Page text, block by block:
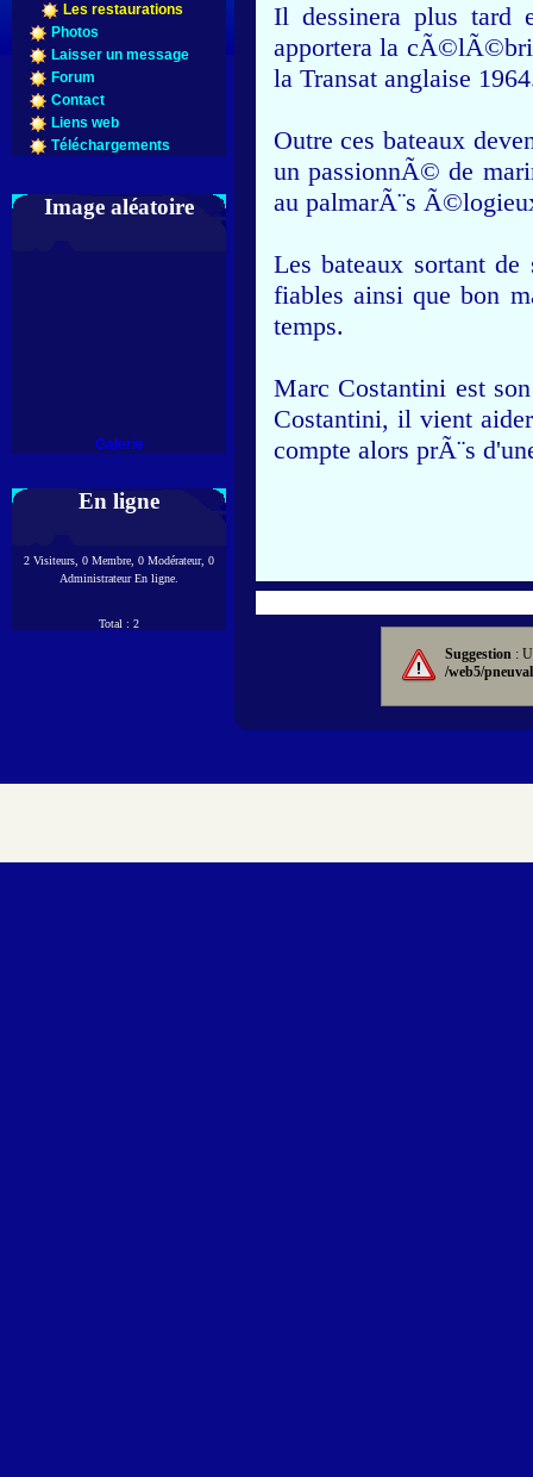
Les restaurations
Photos
Laisser un message
Forum
Contact
Liens web
Téléchargements
Image aléatoire
Galerie
En ligne
2 Visiteurs, 0 Membre, 0 Modérateur, 0
Administrateur En ligne.
Total : 2
Il dessinera plus tard
apportera la
la Transat anglaise
Outre ces bateaux
un passionnÃ© de
au palmarÃ¨s
Les bateaux sortant
fiables ainsi que bon
temps.
Marc Costantini est
Costantini, il vient
compte alors prÃ¨s
Suggestion :
/web5/